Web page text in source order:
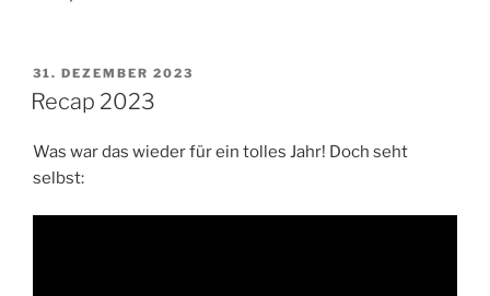
VERÖFFENTLICHT
AM
31. DEZEMBER 2023
Recap 2023
Was war das wieder für ein tolles Jahr! Doch seht
selbst: